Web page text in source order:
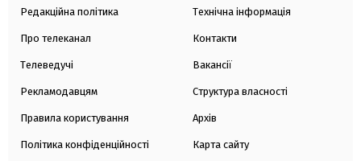
Редакційна політика
Про телеканал
Телеведучі
Рекламодавцям
Правила користування
Політика конфіденційності
Технічна інформація
Контакти
Вакансії
Структура власності
Архів
Карта сайту